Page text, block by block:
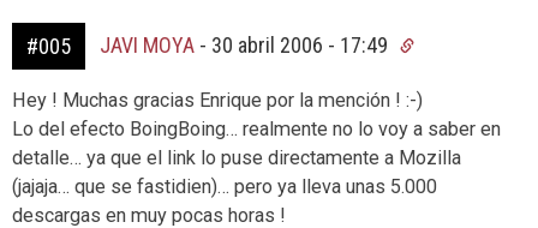
#005 JAVI MOYA - 30 abril 2006 - 17:49
Hey ! Muchas gracias Enrique por la mención ! :-)
Lo del efecto BoingBoing… realmente no lo voy a saber en
detalle… ya que el link lo puse directamente a Mozilla
(jajaja… que se fastidien)… pero ya lleva unas 5.000
descargas en muy pocas horas !